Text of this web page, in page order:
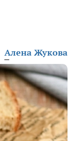
Алена Жукова